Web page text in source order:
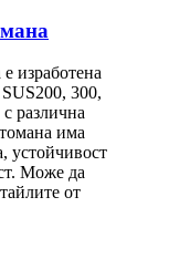
изработена
300,
различна
има
устойчивост
Може да
от